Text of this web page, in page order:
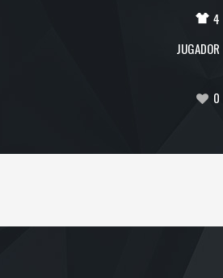
4
JUGADOR
0